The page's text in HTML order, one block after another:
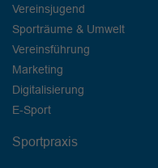
Vereinsjugend
Sporträume & Umwelt
Vereinsführung
Marketing
Digitalisierung
E-Sport
Sportpraxis